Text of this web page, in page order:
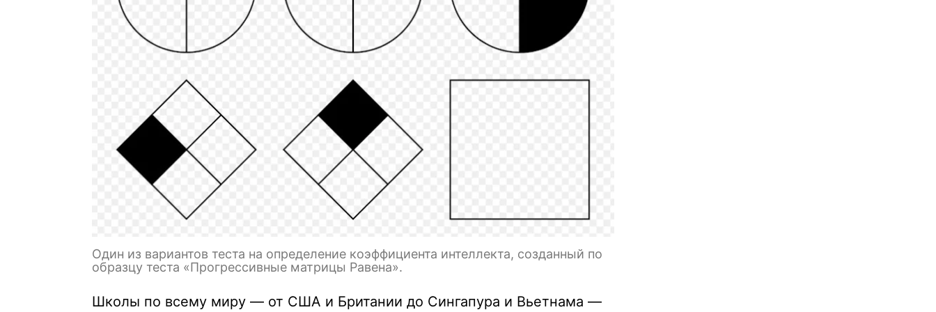
Один из вариантов теста на определение коэффициента интеллекта, созданный по
образцу теста «Прогрессивные матрицы Равена».
Школы по всему миру — от США и Британии до Сингапура и Вьетнама —